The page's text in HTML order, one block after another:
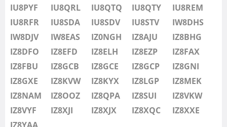
IU8ODB
IU8PIC
IU8PYF
IU8QRL
IU8QTQ
IU8QTY
IU8REM
IU8RFR
IU8SDA
IU8PYF
IU8QRL IU8QTQ IU8QTY
IU8REM
IU8RFR
IU8SDA IU8SDV IU8STV
IW8DHS
IW8DJV
IW8EAS IZ0NGH IZ8AJU
IZ8BHG
IZ8DFO
IZ8EFD IZ8ELH IZ8EZP
IZ8FAX
IZ8FBU
IZ8GCB IZ8GCE IZ8GCP
IZ8GNI
IZ8GXE
IZ8KVW IZ8KYX IZ8LGP
IZ8MEK
IZ8NAM
IZ8OOZ IZ8QPA IZ8SUI
IZ8VKW
IZ8VYF
IZ8XJI IZ8XJX IZ8XQC
IZ8XXE